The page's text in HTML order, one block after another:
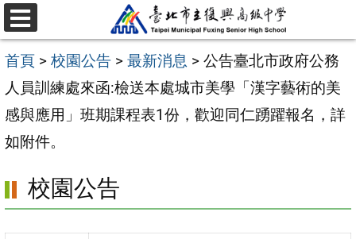
跳
至
主
要
內
容
選
單
首頁 > 校園公告 > 最新消息 > 公告臺北市政府公務
人員訓練處來函:檢送本處城市美學「漢字藝術的美
感與應用」班期課程表1份，歡迎同仁踴躍報名，詳
如附件。
校園公告